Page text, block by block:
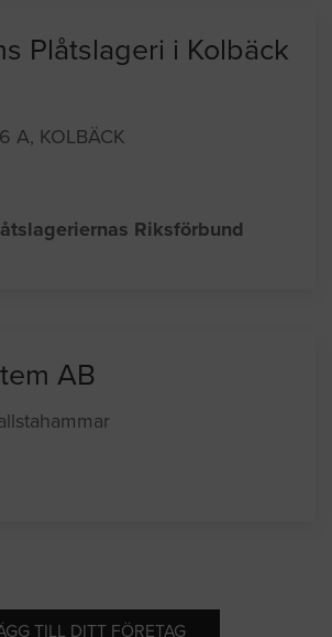
Plåtslageri i Kolbäck
A, KOLBÄCK
Riksförbund
AB
TILL DITT FÖRETAG